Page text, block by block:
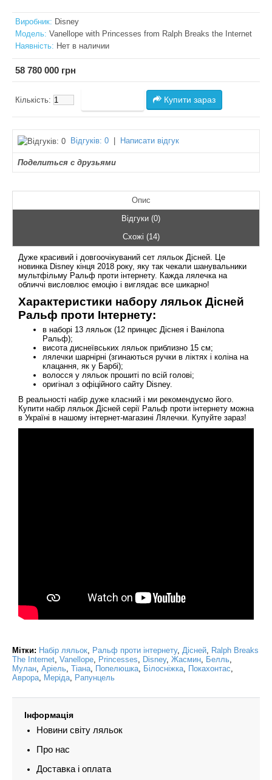
Виробник: Disney
Модель: Vanellope with Princesses from Ralph Breaks the Internet
Наявність: Нет в наличии
58 780 000 грн
Кількість: Купити зараз
Відгуків: 0 Написати відгук
Поделиться с друзьями
Опис
Відгуки (0)
Схожі (14)
Дуже красивий і довгоочікуваний сет ляльок Дісней. Це
новинка Disney кінця 2018 року, яку так чекали шанувальники
мультфільму Ральф проти інтернету. Кажда лялечка на
обличчі висловлює емоцію і виглядає все шикарно!
Характеристики набору ляльок Дісней
Ральф проти Інтернету:
в наборі 13 ляльок (12 принцес Діснея і Ванілопа
Ральф);
висота диснеївських ляльок приблизно 15 см;
лялечки шарнірні (згинаються ручки в ліктях і коліна на
клацання, як у Барбі);
волосся у ляльок прошиті по всій голові;
оригінал з офіційного сайту Disney.
В реальності набір дуже класний і ми рекомендуємо його.
Купити набір ляльок Дісней серії Ральф проти інтернету можна
в Україні в нашому інтернет-магазині Лялечки. Купуйте зараз!
Мітки: Набір ляльок Ральф проти інтернету, Дісней Ralph Breaks
The Internet Vanellope Princesses Disney, Жасмин Белль
Мулан Аріель Тіана Попелюшка Білосніжка Покахонтас
Аврора Меріда Рапунцель
Інформація
Новини світу ляльок
Про нас
Доставка і оплата